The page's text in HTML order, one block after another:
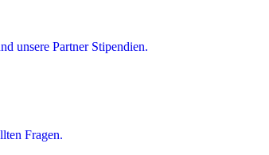
unsere Partner Stipendien.
Fragen.